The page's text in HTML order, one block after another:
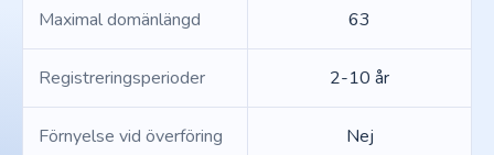
Maximal domänlängd 63
Registreringsperioder 2-10 år
Förnyelse vid överföring Nej